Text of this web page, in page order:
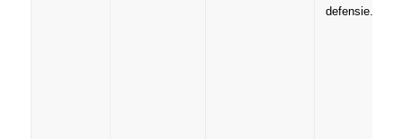
defensie.